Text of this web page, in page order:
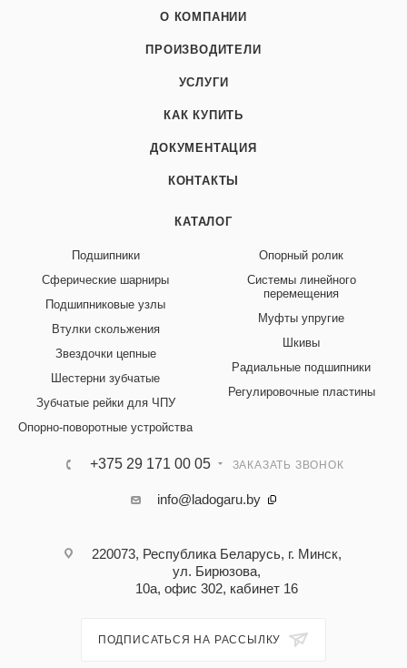
О КОМПАНИИ
ПРОИЗВОДИТЕЛИ
УСЛУГИ
КАК КУПИТЬ
ДОКУМЕНТАЦИЯ
КОНТАКТЫ
КАТАЛОГ
Подшипники
Сферические шарниры
Подшипниковые узлы
Втулки скольжения
Звездочки цепные
Шестерни зубчатые
Зубчатые рейки для ЧПУ
Опорно-поворотные устройства
Опорный ролик
Системы линейного
перемещения
Муфты упругие
Шкивы
Радиальные подшипники
Регулировочные пластины
+375 29 171 00 05 ЗАКАЗАТЬ ЗВОНОК
info@ladogaru.by
220073, Республика Беларусь, г. Минск,
ул. Бирюзова,
10а, офис 302, кабинет 16
ПОДПИСАТЬСЯ НА РАССЫЛКУ